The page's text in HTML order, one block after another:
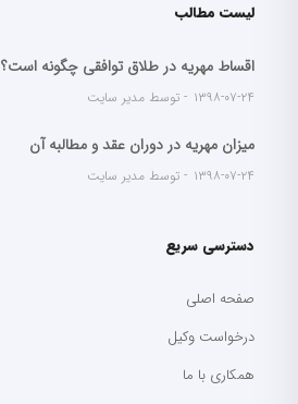
لیست مطالب
اقساط مهریه در طلاق توافقی چگونه است؟
۱۳۹۸-۰۷-۲۴ توسط مدیر سایت
میزان مهریه در دوران عقد و مطالبه آن
۱۳۹۸-۰۷-۲۴ توسط مدیر سایت
دسترسی سریع
صفحه اصلی
درخواست وکیل
همکاری با ما